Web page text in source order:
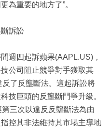
為重要的地方了”。
訴訟
週四起訴蘋果(AAPL.US)，
公司阻止競爭對手獲取其
了反壟斷法。這起訴訟將
技巨頭的反壟斷鬥爭升級。
三次以違反反壟斷法為由
控其非法維持其市場主導地